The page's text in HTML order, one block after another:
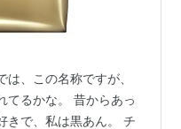
は、この名称ですが、
てるかな。 昔からあっ
きで、私は黒あん。 チ